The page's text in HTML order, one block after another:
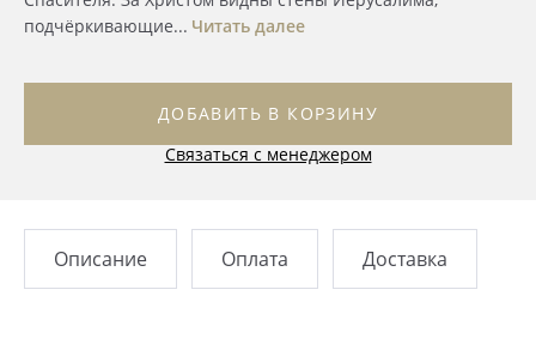
подчёркивающие... Читать далее
ДОБАВИТЬ В КОРЗИНУ
Связаться с менеджером
Описание Оплата Доставка